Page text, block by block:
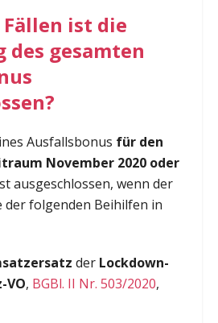
ist die
des gesamten
Ausfallsbonus für den
November 2020 oder
ausgeschlossen, wenn der
folgenden Beihilfen in
der Lockdown-
VO, BGBl. II Nr. 503/2020,